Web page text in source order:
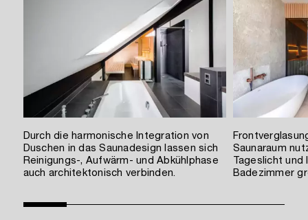
Durch die harmonische Integration von
Duschen in das Saunadesign lassen sich
Reinigungs-, Aufwärm- und Abkühlphase
auch architektonisch verbinden.
Saunaraum
Tageslicht und
Badezimmer